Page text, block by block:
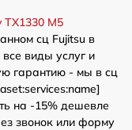
TX1330 M5
сц Fujitsu в
виды услуг и
гарантию - мы в сц
на -15% дешевле
звонок или форму